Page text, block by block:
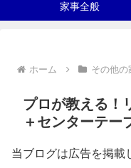
家事全般
ホーム その他の
プロが教える！
＋センターテー
当ブログは広告を掲載